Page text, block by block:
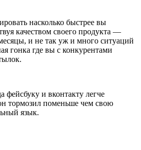
насколько быстрее вы
качеством своего продукта —
и не так уж и много ситуаций
гонка где вы с конкурентами
фейсбуку и вконтакту легче
тормозил поменьше чем свою
язык.